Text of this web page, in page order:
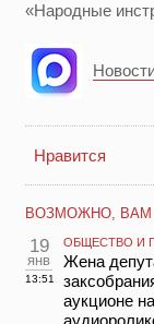
«Народные
Нравится
ВОЗМОЖНО, ВАМ
19
янв
13:51
ОБЩЕСТВО И
Жена
аукционе